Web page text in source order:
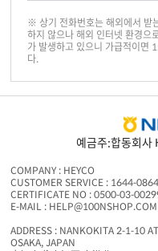
※ 상기 전화번호는 해외에서 받
하지 않으나 해외 인터넷 환경으
가 발생하고 있으니 가급적이면
다.
예금주:합동회사
COMPANY : HEYCO
CUSTOMER SERVICE : 1644-0864
CERTIFICATE NO : 0500-03-
E-MAIL : HELP@100NSHOP.COM
ADDRESS : NANKOKITA 2-1-10
OSAKA, JAPAN